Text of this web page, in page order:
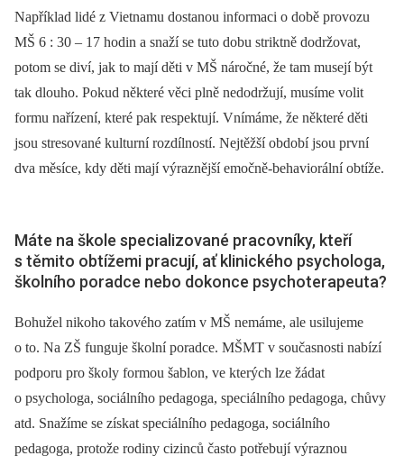
Například lidé z Vietnamu dostanou informaci o době provozu
MŠ 6 : 30 –⁠ 17 hodin a snaží se tuto dobu striktně dodržovat,
potom se diví, jak to mají děti v MŠ náročné, že tam musejí být
tak dlouho. Pokud některé věci plně nedodržují, musíme volit
formu nařízení, které pak respektují. Vnímáme, že některé děti
jsou stresované kulturní rozdílností. Nejtěžší období jsou první
dva měsíce, kdy děti mají výraznější emočně-behaviorální obtíže.
Máte na škole specializované pracovníky, kteří
s těmito obtížemi pracují, ať klinického psychologa,
školního poradce nebo dokonce psychoterapeuta?
Bohužel nikoho takového zatím v MŠ nemáme, ale usilujeme
o to. Na ZŠ funguje školní poradce. MŠMT v současnosti nabízí
podporu pro školy formou šablon, ve kterých lze žádat
o psychologa, sociálního pedagoga, speciálního pedagoga, chůvy
atd. Snažíme se získat speciálního pedagoga, sociálního
pedagoga, protože rodiny cizinců často potřebují výraznou